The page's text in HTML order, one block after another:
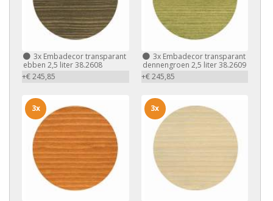
3x Embadecor transparant
ebben 2,5 liter 38.2608
+€ 245,85
3xEmbadecor transparant
dennengroen 2,5 liter 38.2609
+€ 245,85
3x 3x